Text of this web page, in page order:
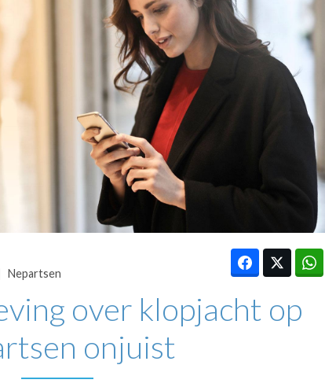
Nepartsen
over klopjacht op
onjuist